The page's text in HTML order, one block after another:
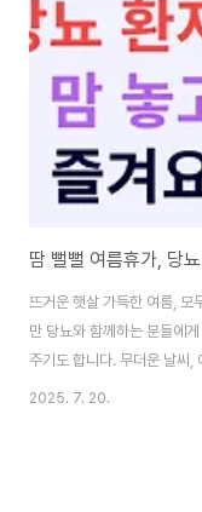
땀 뻘뻘 여름휴가, 당
뜨거운 햇살 가득한 여름, 모
만 당뇨와 함께하는 분들에
주기도 합니다. 무더운 날씨,
관리에 신경 쓸 일이 한두 가
재미있게 알려드릴게요. 부
2025. 7. 20.